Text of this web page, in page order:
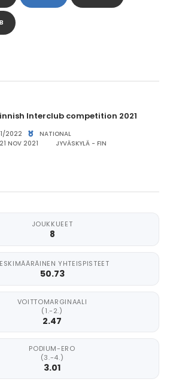
Interclub competition 2021
2022
NATIONAL
NOV 2021
JYVÄSKYLÄ - FIN
JOUKKUEET
8
YHTEISPISTEET
50.73
VOITTOMARGINAALI
(1.-2.)
2.47
PODIUM-ERO
(3.-4.)
3.01